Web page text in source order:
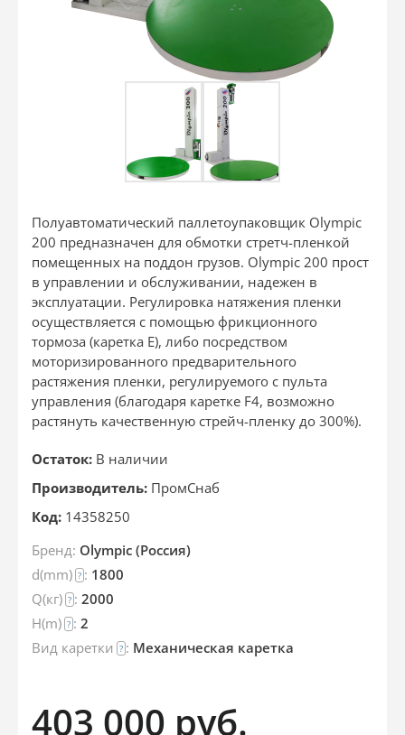
Полуавтоматический паллетоупаковщик Olympic
200 предназначен для обмотки стретч-пленкой
помещенных на поддон грузов. Olympic 200 прост
в управлении и обслуживании, надежен в
эксплуатации. Регулировка натяжения пленки
осуществляется с помощью фрикционного
тормоза (каретка Е), либо посредством
моторизированного предварительного
растяжения пленки, регулируемого с пульта
управления (благодаря каретке F4, возможно
растянуть качественную стрейч-пленку до 300%).
Остаток: В наличии
Производитель: ПромСнаб
Код: 14358250
Бренд: Olympic (Россия)
d(mm) ? : 1800
Q(кг) ? : 2000
H(m) ? : 2
Вид каретки ? : Механическая каретка
403 000 руб.